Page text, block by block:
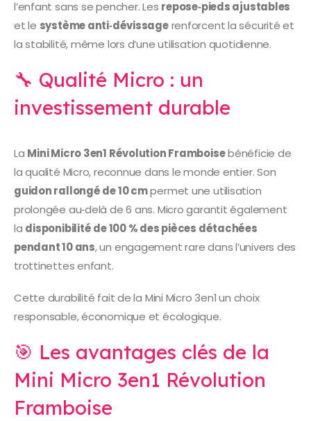
l’enfant sans se pencher. Les repose‑pieds ajustables
et le système anti‑dévissagerenforcent la sécurité et
la stabilité, même lors d’une utilisation quotidienne.
🔧 Qualité Micro : un
investissement durable
La Mini Micro 3en1 Révolution Framboisebénéficie de
la qualité Micro, reconnue dans le monde entier. Son
guidon rallongé de 10 cmpermet une utilisation
prolongée au‑delà de 6 ans. Micro garantit également
la disponibilité de 100 % des pièces détachées
pendant 10 ans, un engagement rare dans l’univers des
trottinettes enfant.
Cette durabilité fait de la Mini Micro 3en1 un choix
responsable, économique et écologique.
🎯 Les avantages clés de la
Mini Micro 3en1 Révolution
Framboise